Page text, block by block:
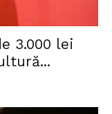
3.000 lei